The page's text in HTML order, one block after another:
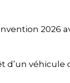
d’un véhicule